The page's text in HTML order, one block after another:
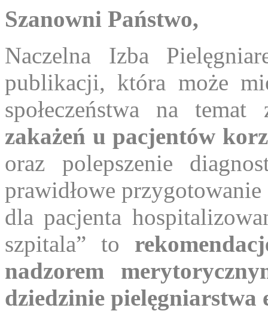
Szanowni Państwo,
Naczelna Izba
publikacji, która może
społeczeństwa na
zakażeń u pacjentów
oraz polepszenie
prawidłowe
dla pacjenta
szpitala” to
nadzorem
dziedzinie pielęgniarstwa